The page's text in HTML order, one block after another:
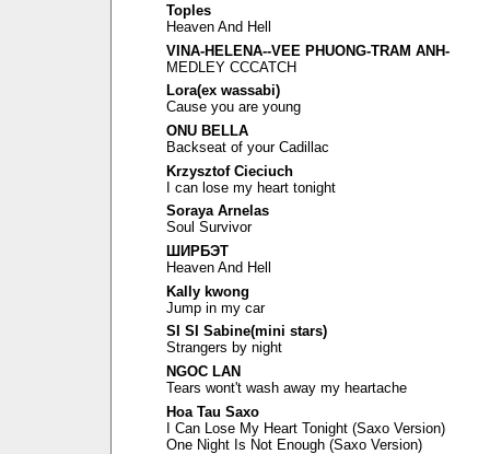
Toples
Heaven And Hell
VINA-HELENA--VEE PHUONG-TRAM ANH-
MEDLEY CCCATCH
Lora(ex wassabi)
Cause you are young
ONU BELLA
Backseat of your Cadillac
Krzysztof Cieciuch
I can lose my heart tonight
Soraya Arnelas
Soul Survivor
ШИРБЭТ
Heaven And Hell
Kally kwong
Jump in my car
SI SI Sabine(mini stars)
Strangers by night
NGOC LAN
Tears wont't wash away my heartache
Hoa Tau Saxo
I Can Lose My Heart Tonight (Saxo Version)
One Night Is Not Enough (Saxo Version)